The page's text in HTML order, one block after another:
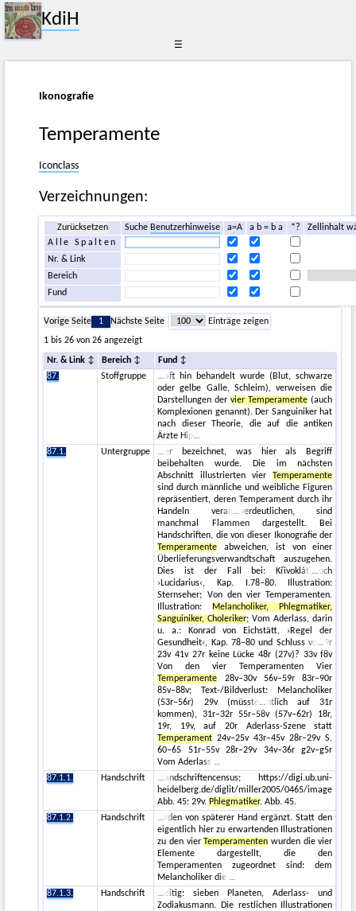
KdiH
☰
Ikonografie
Temperamente
Iconclass
Verzeichnungen:
Zurücksetzen Suche Benutzerhinweise a=A a b = b a *?
Zellinhalt
Alle Spalten
Nr. & Link
Bereich
Fund
Vorige Seite 1 Nächste Seite
Einträge zeigen
1 bis 26 von 26 angezeigt
Nr. & Link Bereich
Fund
87.
Stoffgruppe
aft hin behandelt wurde (Blut, schwarze
oder gelbe Galle, Schleim), verweisen die
Darstellungen dervier Temperamente (auch
Komplexionen genannt). Der Sanguiniker hat
nach dieser Theorie, die auf die antiken
Ärzte Hip
87.1.
Untergruppe
er bezeichnet, was hier als Begriff
beibehalten wurde. Die im nächsten
Abschnitt illustrierten vierTemperamente
sind durch männliche und weibliche Figuren
repräsentiert, deren Temperament durch ihr
Handeln veran
verdeutlichen, sind
manchmal Flammen dargestellt. Bei
Handschriften, die von dieser Ikonografie der
Temperamente abweichen, ist von einer
Überlieferungsverwandtschaft auszugehen.
Dies ist der Fall bei: Křivoklát,
uch
›Lucidarius‹, Kap. I.78–80. Illustration:
Sternseher; Von den vier Temperamenten.
Illustration:
Melancholiker, Phlegmatiker,
Sanguiniker, Choleriker; Vom Aderlass, darin
u. a.: Konrad von Eichstätt, ›Regel der
Gesundheit‹, Kap. 78–80 und Schluss vo
9r
23v 41v 27r keine Lücke 48r (27v)? 33v f8v
Von den vier Temperamenten Vier
Temperamente 28v–30v 56v–59r 83r–90r
85v–88v; Text-/Bildverlust: Melancholiker
(53r–56r) 29v (müsste
ntlich auf 31r
kommen), 31r–32r 55r–58v (57v–62r) 18r,
19r, 19v, auf 20r Aderlass-Szene statt
Temperament 24v–25v 43r–45v 28r–29v S.
60–65 51r–55v 28r–29v 34v–36r g2v–g5r
Vom Aderlass
87.1.1.
Handschrift
andschriftencensus; https://digi.ub.uni-
heidelberg.de/diglit/miller2005/0465/image
Abb. 45: 29v. Phlegmatiker. Abb. 45.
87.1.2.
Handschrift
rden von späterer Hand ergänzt. Statt den
eigentlich hier zu erwartenden Illustrationen
zu den vierTemperamenten wurden die vier
Elemente dargestellt, die den
Temperamenten zugeordnet sind: dem
Melancholiker die
87.1.3.
Handschrift
eitig: sieben Planeten, Aderlass- und
Zodiakusmann. Die restlichen Illustrationen